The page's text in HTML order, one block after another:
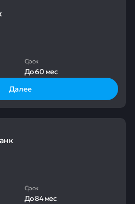
Срок
До60 мес
Далее
Срок
До84 мес